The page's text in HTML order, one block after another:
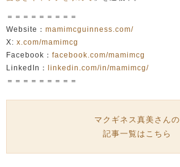
＝＝＝＝＝＝＝＝＝
Website： mamimcguinness.com/
X: x.com/mamimcg
Facebook： facebook.com/mamimcg
LinkedIn：
linkedin.com/in/mamimcg/
＝＝＝＝＝＝＝＝＝
マクギネス真美さんの
記事一覧はこちら